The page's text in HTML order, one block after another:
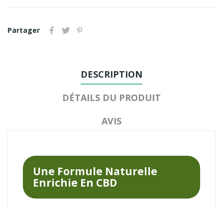
Partager
DESCRIPTION
DÉTAILS DU PRODUIT
AVIS
Une Formule Naturelle
Enrichie En CBD